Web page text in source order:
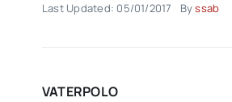
Last Updated: 05/01/2017 Byssab
VATERPOLO